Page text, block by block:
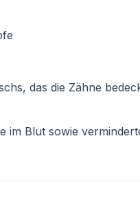
das die Zähne
im Blut sowie